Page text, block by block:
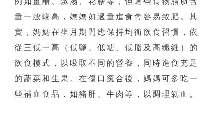
量一般較高，媽媽如過量進食會容易致肥。其
實，媽媽在坐月期間應保持均衡飲食習慣，依
從三低一高（低鹽、低糖、低脂及高纖維）的
飲食模式，以吸取不同的營養，同時進食充足
的蔬菜和生果。在傷口癒合後，媽媽可多吃一
些補血食品，如豬肝、牛肉等，以調理氣血。